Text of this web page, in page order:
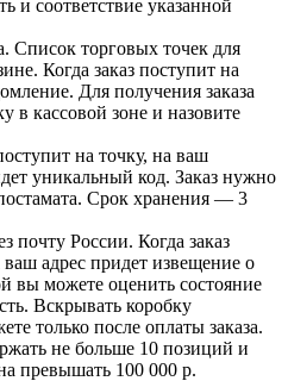
и соответствие указанной
Список торговых точек для
Когда заказ поступит на
Для получения заказа
в кассовой зоне и назовите
на точку, на ваш
уникальный код. Заказ нужно
Срок хранения — 3
почту России. Когда заказ
адрес придет извещение о
вы можете оценить состояние
Вскрывать коробку
только после оплаты заказа.
не больше 10 позиций и
превышать 100 000 р.